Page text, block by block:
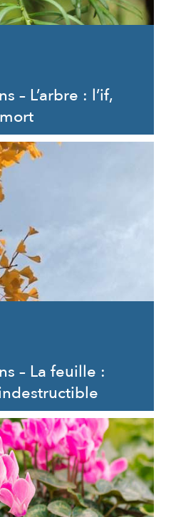
– L’arbre : l’if,
– La feuille :